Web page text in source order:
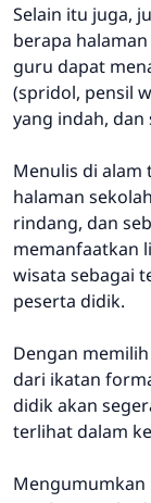
Selain itu juga,
berapa
guru dapat
(spridol, pensil
yang indah, dan
Menulis di alam
halaman
rindang, dan
memanfaatkan
wisata sebagai
peserta didik.
Dengan
dari ikatan
didik akan
terlihat dalam
Mengumumkan